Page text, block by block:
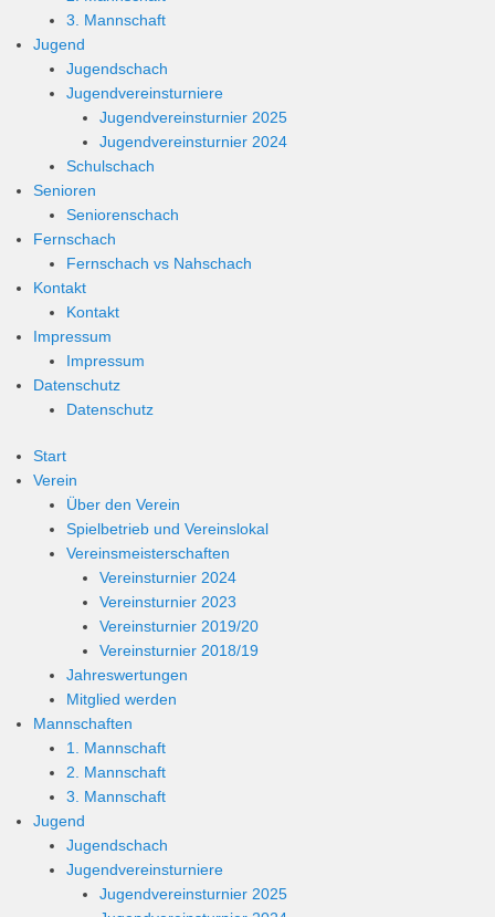
3. Mannschaft
Jugend
Jugendschach
Jugendvereinsturniere
Jugendvereinsturnier 2025
Jugendvereinsturnier 2024
Schulschach
Senioren
Seniorenschach
Fernschach
Fernschach vs Nahschach
Kontakt
Kontakt
Impressum
Impressum
Datenschutz
Datenschutz
Start
Verein
Über den Verein
Spielbetrieb und Vereinslokal
Vereinsmeisterschaften
Vereinsturnier 2024
Vereinsturnier 2023
Vereinsturnier 2019/20
Vereinsturnier 2018/19
Jahreswertungen
Mitglied werden
Mannschaften
1. Mannschaft
2. Mannschaft
3. Mannschaft
Jugend
Jugendschach
Jugendvereinsturniere
Jugendvereinsturnier 2025